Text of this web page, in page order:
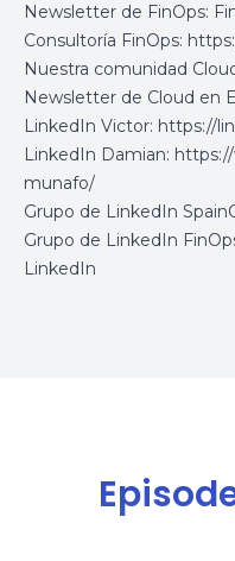
Newsletter de FinOps:
Consultoría FinOps:
Nuestra comunidad
Newsletter de Cloud en
LinkedIn Victor: https://
LinkedIn Damian:
munafo/
Grupo de LinkedIn
Grupo de LinkedIn
LinkedIn